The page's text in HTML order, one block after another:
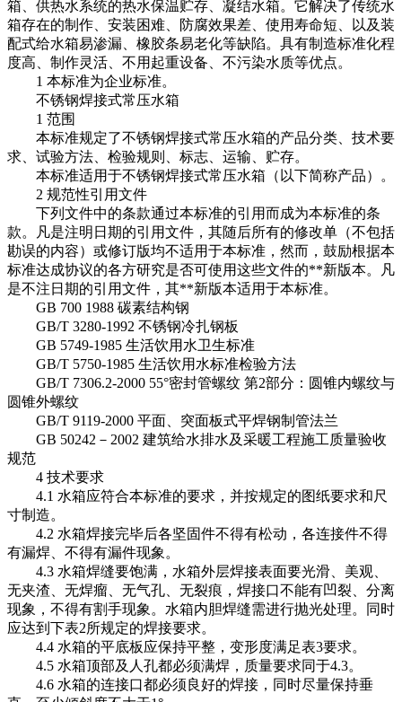
箱、供热水系统的热水保温贮存、凝结水箱。它解决了传统水
箱存在的制作、安装困难、防腐效果差、使用寿命短、以及装
配式给水箱易渗漏、橡胶条易老化等缺陷。具有制造标准化程
度高、制作灵活、不用起重设备、不污染水质等优点。
1 本标准为企业标准。
不锈钢焊接式常压水箱
1 范围
本标准规定了不锈钢焊接式常压水箱的产品分类、技术要
求、试验方法、检验规则、标志、运输、贮存。
本标准适用于不锈钢焊接式常压水箱（以下简称产品）。
2 规范性引用文件
下列文件中的条款通过本标准的引用而成为本标准的条
款。凡是注明日期的引用文件，其随后所有的修改单（不包括
勘误的内容）或修订版均不适用于本标准，然而，鼓励根据本
标准达成协议的各方研究是否可使用这些文件的**新版本。凡
是不注日期的引用文件，其**新版本适用于本标准。
GB 700 1988 碳素结构钢
GB/T 3280-1992 不锈钢冷扎钢板
GB 5749-1985 生活饮用水卫生标准
GB/T 5750-1985 生活饮用水标准检验方法
GB/T 7306.2-2000 55°密封管螺纹 第2部分：圆锥内螺纹与
圆锥外螺纹
GB/T 9119-2000 平面、突面板式平焊钢制管法兰
GB 50242－2002 建筑给水排水及采暖工程施工质量验收
规范
4 技术要求
4.1 水箱应符合本标准的要求，并按规定的图纸要求和尺
寸制造。
4.2 水箱焊接完毕后各坚固件不得有松动，各连接件不得
有漏焊、不得有漏件现象。
4.3 水箱焊缝要饱满，水箱外层焊接表面要光滑、美观、
无夹渣、无焊瘤、无气孔、无裂痕，焊接口不能有凹裂、分离
现象，不得有割手现象。水箱内胆焊缝需进行抛光处理。同时
应达到下表2所规定的焊接要求。
4.4 水箱的平底板应保持平整，变形度满足表3要求。
4.5 水箱顶部及人孔都必须满焊，质量要求同于4.3。
4.6 水箱的连接口都必须良好的焊接，同时尽量保持垂